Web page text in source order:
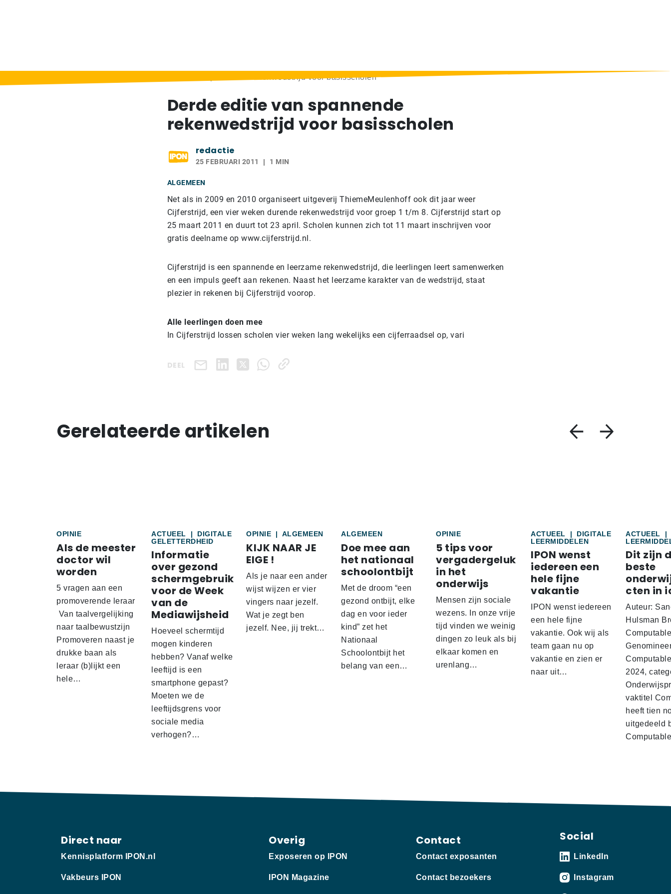
Derde editie van spannende rekenwedstrijd voor basisscholen
Derde editie van spannende
rekenwedstrijd voor basisscholen
redactie
25 FEBRUARI 2011 1 MIN
ALGEMEEN
Net als in 2009 en 2010 organiseert uitgeverij ThiemeMeulenhoff ook dit jaar weer
Cijferstrijd, een vier weken durende rekenwedstrijd voor groep 1 t/m 8. Cijferstrijd start op
25 maart 2011 en duurt tot 23 april. Scholen kunnen zich tot 11 maart inschrijven voor
gratis deelname op www.cijferstrijd.nl.
Cijferstrijd is een spannende en leerzame rekenwedstrijd, die leerlingen leert samenwerken
en een impuls geeft aan rekenen. Naast het leerzame karakter van de wedstrijd, staat
plezier in rekenen bij Cijferstrijd voorop.
Alle leerlingen doen mee
In Cijferstrijd lossen scholen vier weken lang wekelijks een cijferraadsel op, vari
DEEL
Gerelateerde artikelen
OPINIE
Als de meester
doctor wil
worden
5 vragen aan een
promoverende leraar
Van taalvergelijking
naar taalbewustzijn
Promoveren naast je
drukke baan als
leraar (b)lijkt een
hele…
ACTUEEL |
DIGITALE
GELETTERDHEID
Informatie
over gezond
schermgebruik
voor de Week
van de
Mediawijsheid
Hoeveel schermtijd
mogen kinderen
hebben? Vanaf welke
leeftijd is een
smartphone gepast?
Moeten we de
leeftijdsgrens voor
sociale media
verhogen?…
OPINIE | ALGEMEEN
KIJK NAAR JE
EIGE !
Als je naar een ander
wijst wijzen er vier
vingers naar jezelf.
Wat je zegt ben
jezelf. Nee, jij trekt…
ALGEMEEN
Doe mee aan
het nationaal
schoolontbijt
Met de droom “een
gezond ontbijt, elke
dag en voor ieder
kind” zet het
Nationaal
Schoolontbijt het
belang van een…
OPINIE
5 tips voor
vergadergeluk
in het
onderwijs
Mensen zijn sociale
wezens. In onze vrije
tijd vinden we weinig
dingen zo leuk als bij
elkaar komen en
urenlang…
ACTUEEL |
DIGITALE
LEERMIDDELEN
IPON wenst
iedereen een
hele fijne
vakantie
IPON wenst iedereen
een hele fijne
vakantie. Ook wij als
team gaan nu op
vakantie en zien er
naar uit…
ACTUEEL
|
Dit zijn
beste
cten in
Auteur:
Hulsman
Computable
2024,
vaktitel
heeft tien
uitgedeeld
Direct naar
Kennisplatform IPON.nl
Vakbeurs IPON
Overig
Exposeren op IPON
IPON Magazine
Contact
Contact exposanten
Contact bezoekers
Social
LinkedIn
Instagram